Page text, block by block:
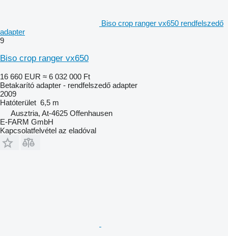
Biso crop ranger vx650 rendfelszedő
adapter
9
Biso crop ranger vx650
16 660 EUR ≈ 6 032 000 Ft
Betakarító adapter - rendfelszedő adapter
2009
Hatóterület 6,5 m
Ausztria, At-4625 Offenhausen
E-FARM GmbH
Kapcsolatfelvétel az eladóval